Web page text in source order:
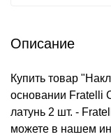
Описание
Купить товар
основании Fratelli
латунь 2 шт. -
можете в нашем